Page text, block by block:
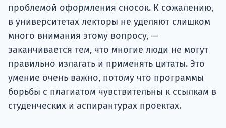
проблемой оформления сносок. К сожалению,
в университетах лекторы не уделяют слишком
много внимания этому вопросу, —
заканчивается тем, что многие люди не могут
правильно излагать и применять цитаты. Это
умение очень важно, потому что программы
борьбы с плагиатом чувствительны к ссылкам в
студенческих и аспирантурах проектах.